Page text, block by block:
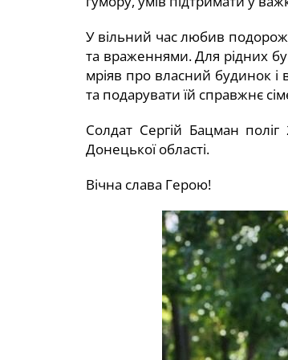
У вільний час любив
та враженнями. Для рідних
мріяв про власний будинок
та подарувати їй справжнє
Солдат Сергій Бацман
Донецької області.
Вічна слава Герою!